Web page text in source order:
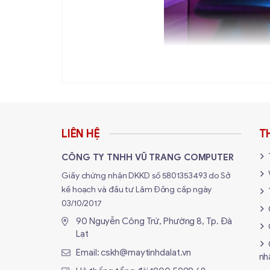
✅ Ngồi Thử Trước - Mua Sau (Quan
Lạt để ngồi thử xem form ghế có vừa
✅ Miễn Phí Lắp Ráp Tận Nơi:
Bàn
và
✅ Tiết Kiệm Phí Vận Chuyển:
Bàn
✅ Bảo Hành Linh Kiện:
Chân ghế
LIÊN HỆ
CÔNG TY TNHH VŨ TRANG COMPUTER
Giấy chứng nhận DKKD số 5801353493 do Sở
kế hoạch và đầu tư Lâm Đồng cấp ngày
03/10/2017
90 Nguyễn Công Trứ, Phường 8, Tp. Đà
Lạt
Email:cskh@maytinhdalat.vn